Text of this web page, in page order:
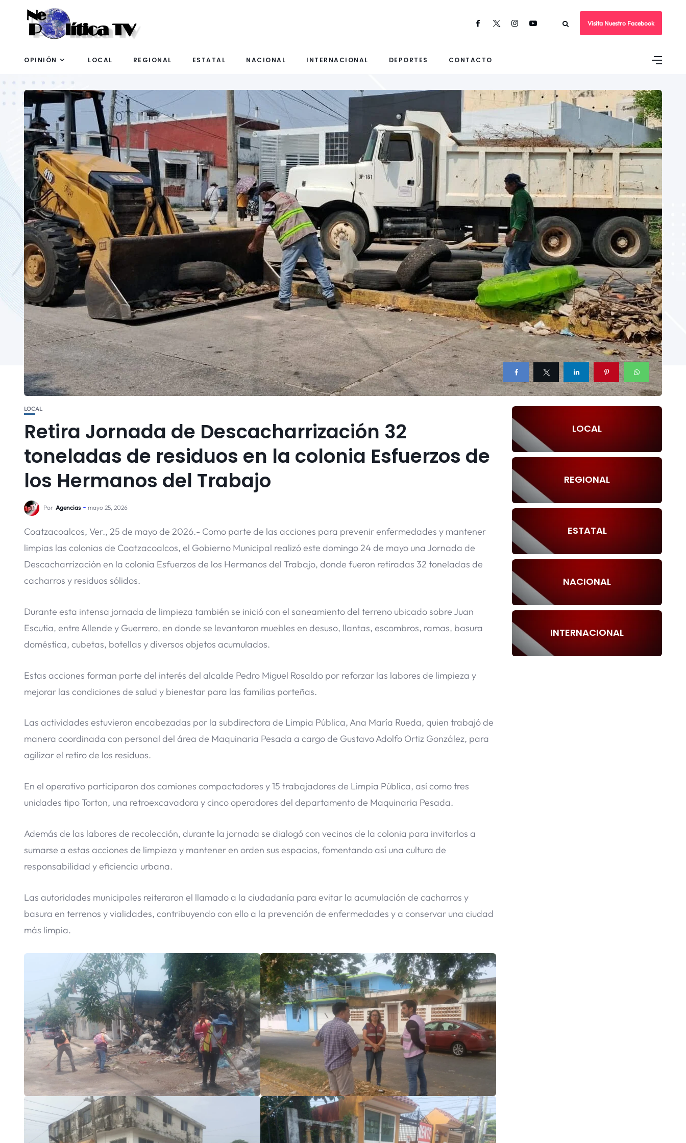
Visita Nuestro Facebook
OPINIÓN LOCAL REGIONAL ESTATAL NACIONAL INTERNACIONAL DEPORTES CONTACTO
LOCAL
Retira Jornada de Descacharrización 32
toneladas de residuos en la colonia Esfuerzos de
los Hermanos del Trabajo
Por Agencias mayo 25, 2026
Coatzacoalcos, Ver., 25 de mayo de 2026.- Como parte de las acciones para prevenir enfermedades y mantener
limpias las colonias de Coatzacoalcos, el Gobierno Municipal realizó este domingo 24 de mayo una Jornada de
Descacharrización en la colonia Esfuerzos de los Hermanos del Trabajo, donde fueron retiradas 32 toneladas de
cacharros y residuos sólidos.
Durante esta intensa jornada de limpieza también se inició con el saneamiento del terreno ubicado sobre Juan
Escutia, entre Allende y Guerrero, en donde se levantaron muebles en desuso, llantas, escombros, ramas, basura
doméstica, cubetas, botellas y diversos objetos acumulados.
Estas acciones forman parte del interés del alcalde Pedro Miguel Rosaldo por reforzar las labores de limpieza y
mejorar las condiciones de salud y bienestar para las familias porteñas.
Las actividades estuvieron encabezadas por la subdirectora de Limpia Pública, Ana María Rueda, quien trabajó de
manera coordinada con personal del área de Maquinaria Pesada a cargo de Gustavo Adolfo Ortiz González, para
agilizar el retiro de los residuos.
En el operativo participaron dos camiones compactadores y 15 trabajadores de Limpia Pública, así como tres
unidades tipo Torton, una retroexcavadora y cinco operadores del departamento de Maquinaria Pesada.
Además de las labores de recolección, durante la jornada se dialogó con vecinos de la colonia para invitarlos a
sumarse a estas acciones de limpieza y mantener en orden sus espacios, fomentando así una cultura de
responsabilidad y eficiencia urbana.
Las autoridades municipales reiteraron el llamado a la ciudadanía para evitar la acumulación de cacharros y
basura en terrenos y vialidades, contribuyendo con ello a la prevención de enfermedades y a conservar una ciudad
más limpia.
LOCAL
REGIONAL
ESTATAL
NACIONAL
INTERNACIONAL